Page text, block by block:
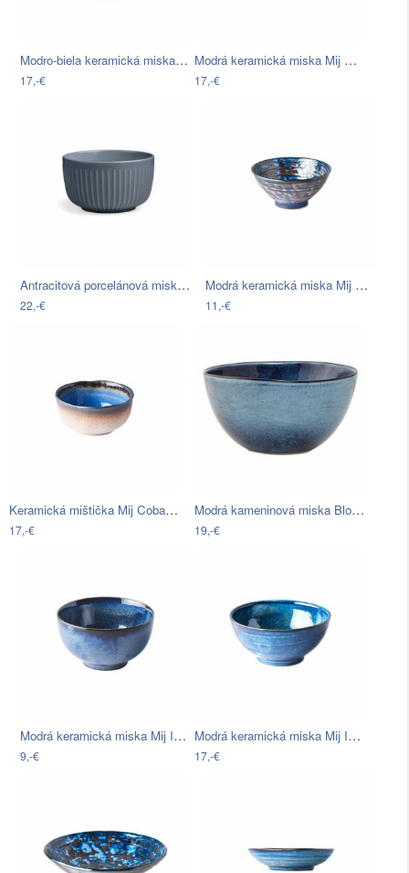
Modro-biela keramická miska na udon MIJ…
17,-€
Modrá keramická miska Mij Cobalt, ø 17…
17,-€
Antracitová porcelánová miska Kähler…
22,-€
Modrá keramická miska Mij Copper Swirl,…
11,-€
Keramická mištička Mij Cobalt, ø 15 cm
17,-€
Modrá kameninová miska Bloomingville…
19,-€
Modrá keramická miska Mij Indigo, ø 13…
9,-€
Modrá keramická miska Mij Indigo, ø 18…
17,-€